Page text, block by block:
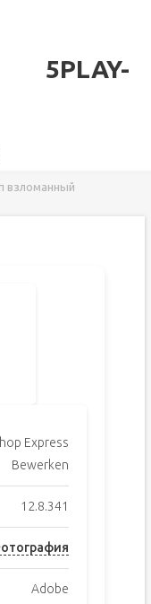
5PLAY-
взломанный
Express
Bewerken
12.8.341
Adobe